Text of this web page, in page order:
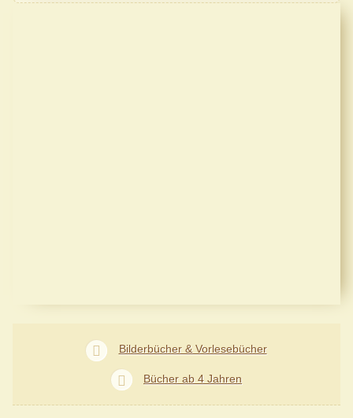
Bilderbücher & Vorlesebücher
Bücher ab 4 Jahren